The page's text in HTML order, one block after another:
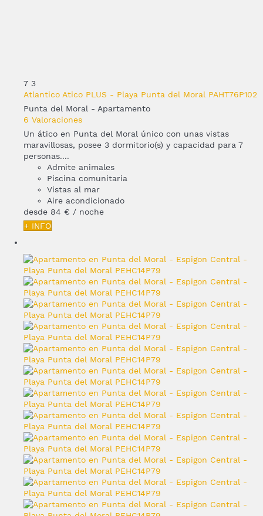
7 3
Atlantico Atico PLUS - Playa Punta del Moral PAHT76P102
Punta del Moral - Apartamento
6 Valoraciones
Un ático en Punta del Moral único con unas vistas
maravillosas, posee 3 dormitorio(s) y capacidad para 7
personas....
Admite animales
Piscina comunitaria
Vistas al mar
Aire acondicionado
desde 84 € / noche
+ INFO